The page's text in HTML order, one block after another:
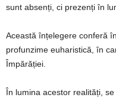
sunt absenți, ci prezenți în
Această înțelegere conferă
profunzime euharistică, în
Împărăției.
În lumina acestor realități,